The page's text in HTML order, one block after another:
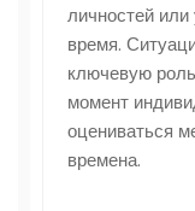
личностей или
время.
ключевую
момент
оцениваться
времена.